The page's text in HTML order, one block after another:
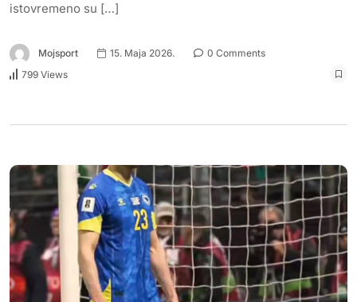
istovremeno su […]
Mojsport 15. Maja 2026.
0 Comments
799 Views